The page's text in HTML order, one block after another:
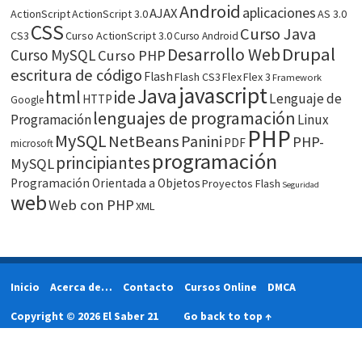
ActionScriptActionScript 3.0AJAXAndroid aplicacionesAS 3.0
CS3 CSSCurso ActionScript 3.0Curso Android Curso Java
Curso MySQLCurso PHP Desarrollo WebDrupal
escritura de código FlashFlash CS3FlexFlex 3 Framework
Google html HTTP ideJavajavascriptLenguaje de
Programaciónlenguajes de programación Linux
microsoft MySQLNetBeans Panini PDF PHP PHP-
MySQLprincipiantesprogramación
Programación Orientada a ObjetosProyectos Flash Seguridad
webWeb con PHPXML
Inicio Acerca de… Contacto Cursos Online
DMCA
Copyright © 2026 El Saber 21
Go back to top ↑